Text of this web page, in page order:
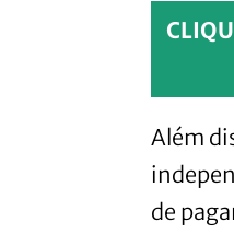
Além
de